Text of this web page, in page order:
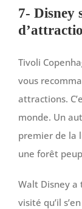
7- Disney
Tivoli
vous
attractions.
monde. Un
premier de la
une forêt
Walt Disney
visité qu’il